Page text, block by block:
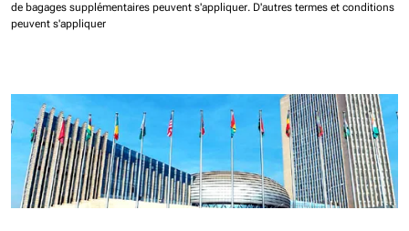
de bagages supplémentaires peuvent s'appliquer. D'autres termes et conditions
peuvent s'appliquer